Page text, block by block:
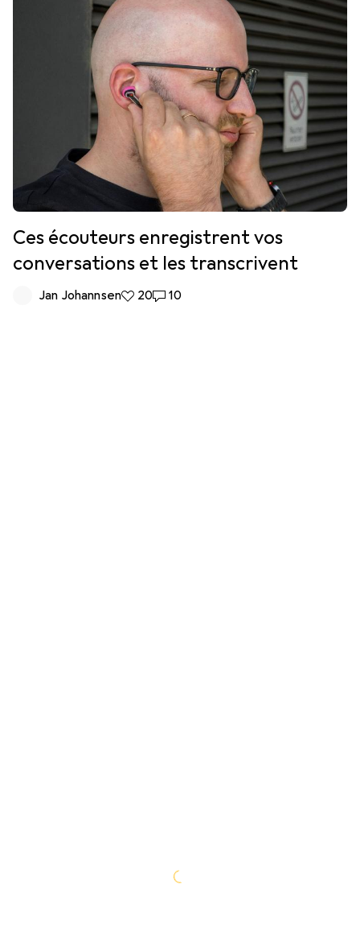
Ces écouteurs enregistrent vos
conversations et les transcrivent
Jan Johannsen20 likes
2010 commentaires
10